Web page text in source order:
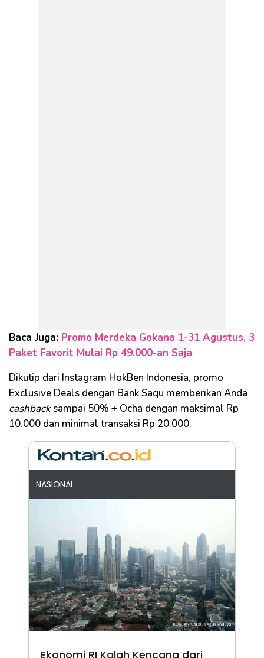
Baca Juga: Promo Merdeka Gokana 1-31 Agustus, 3
Paket Favorit Mulai Rp 49.000-an Saja
Dikutip dari Instagram HokBen Indonesia, promo
Exclusive Deals dengan Bank Saqu memberikan Anda
cashbacksampai 50% + Ocha dengan maksimal Rp
10.000 dan minimal transaksi Rp 20.000.
NASIONAL
Ekonomi RI Kalah Kencang dari